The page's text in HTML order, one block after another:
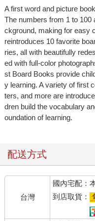
A first word and picture
The numbers from 1 to 100
ckground, making for easy
reintroduces 10 favorite
ries, all with beautifully
ed with full-color
st Board Books provide
y learning. A variety of first
ters, and more are
dren build the vocabulary
oundation of learning.
配送方式
台灣
國內宅配：
到店取貨：